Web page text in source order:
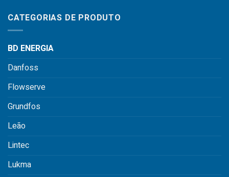
CATEGORIAS DE PRODUTO
BD ENERGIA
Danfoss
Flowserve
Grundfos
Leão
Lintec
Lukma